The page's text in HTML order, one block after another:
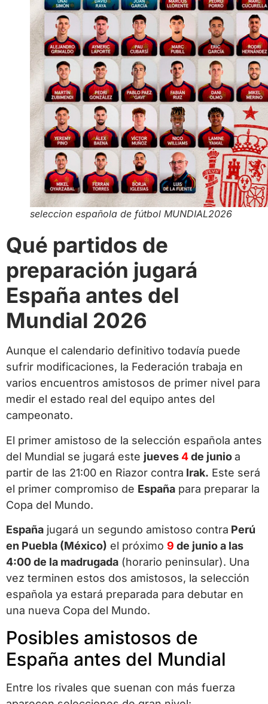
seleccion española de fútbol MUNDIAL2026
Qué partidos de
preparación jugará
España antes del
Mundial 2026
Aunque el calendario definitivo todavía puede
sufrir modificaciones, la Federación trabaja en
varios encuentros amistosos de primer nivel para
medir el estado real del equipo antes del
campeonato.
El primer amistoso de la selección española antes
del Mundial se jugará este jueves4de junioa
partir de las 21:00 en Riazor contra Irak. Este será
el primer compromiso de España para preparar la
Copa del Mundo.
España jugará un segundo amistoso contra Perú
en Puebla (México) el próximo 9 de junio a las
4:00 de la madrugada (horario peninsular). Una
vez terminen estos dos amistosos, la selección
española ya estará preparada para debutar en
una nueva Copa del Mundo.
Posibles amistosos de
España antes del Mundial
Entre los rivales que suenan con más fuerza